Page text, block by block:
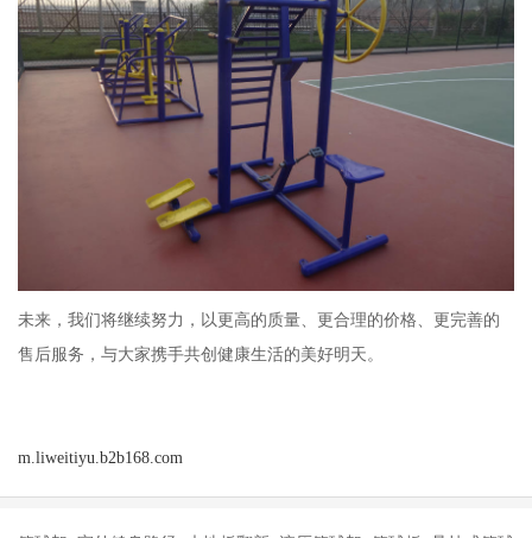
未来，我们将继续努力，以更高的质量、更合理的价格、更完善的
售后服务，与大家携手共创健康生活的美好明天。
m.liweitiyu.b2b168.com